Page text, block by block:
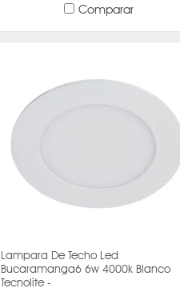
Comparar
Lampara De Techo Led
Bucaramanga6 6w 4000k Blanco
Tecnolite -